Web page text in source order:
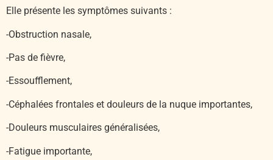
Elle présente les symptômes suivants :
-Obstruction nasale,
-Pas de fièvre,
-Essoufflement,
-Céphalées frontales et douleurs de la nuque importantes,
-Douleurs musculaires généralisées,
-Fatigue importante,